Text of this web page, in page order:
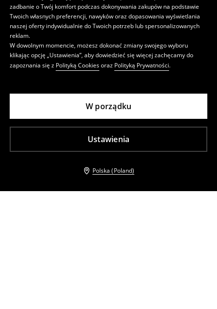
zadbanie o Twój komfort podczas dokonywania zakupów na podstawie
Twoich własnych preferencji, nawyków oraz dopasowania wyświetlania
naszej oferty indywidualnie do Twoich potrzeb lub spersonalizowanych
reklam.
W dowolnym momencie, możesz dokonać zmiany swojego wyboru
klikając opcję „Ustawienia”, aby dowiedzieć się więcej zachęcamy do
zapoznania się z Polityką Cookiesoraz Polityką Prywatności.
Ustawienia
W porządku
Polska (Poland)